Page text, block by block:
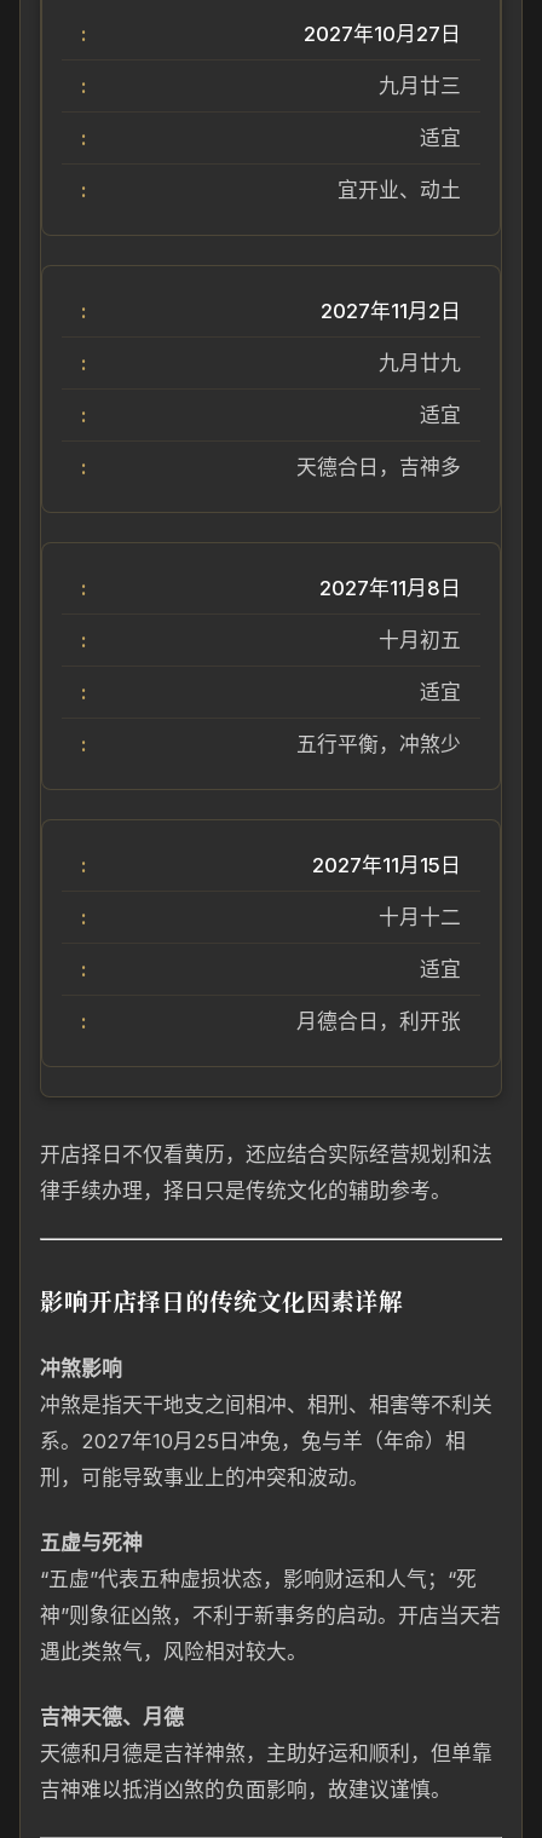
2027年10月27日
九月廿三
适宜
宜开业、动土
2027年11月2日
九月廿九
适宜
天德合日，吉神多
2027年11月8日
十月初五
适宜
五行平衡，冲煞少
2027年11月15日
十月十二
适宜
月德合日，利开张
开店择日不仅看黄历，还应结合实际经营规划和法
律手续办理，择日只是传统文化的辅助参考。
影响开店择日的传统文化因素详解
冲煞影响
冲煞是指天干地支之间相冲、相刑、相害等不利关
系。2027年10月25日冲兔，兔与羊（年命）相
刑，可能导致事业上的冲突和波动。
五虚与死神
“五虚”代表五种虚损状态，影响财运和人气；“死
神”则象征凶煞，不利于新事务的启动。开店当天若
遇此类煞气，风险相对较大。
吉神天德、月德
天德和月德是吉祥神煞，主助好运和顺利，但单靠
吉神难以抵消凶煞的负面影响，故建议谨慎。